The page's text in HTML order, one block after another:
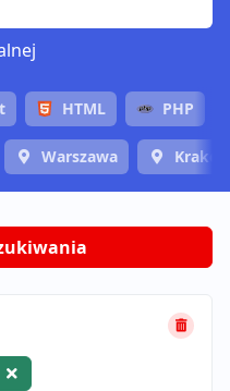
HTML PHP
Warszawa